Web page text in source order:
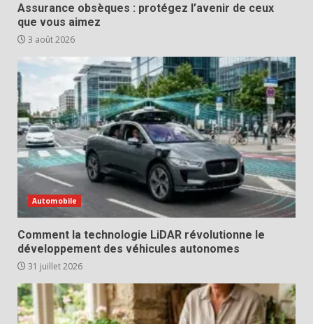
Assurance obsèques : protégez l’avenir de ceux
que vous aimez
3 août 2026
Automobile
Comment la technologie LiDAR révolutionne le
développement des véhicules autonomes
31 juillet 2026